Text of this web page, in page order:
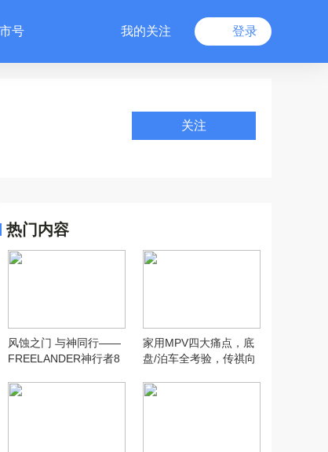
号 我的关注 登录
关注
热门内容
风蚀之门 与神同行——
FREELANDER神行者8
家用MPV四大痛点，底
盘/泊车全考验，传祺向